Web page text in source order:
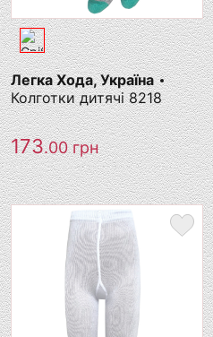
Легка Хода, Україна
Колготки дитячі 8218
173.00грн